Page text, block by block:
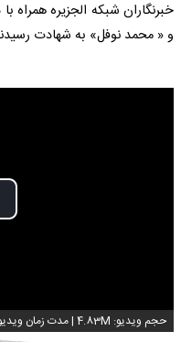
خبرنگاران شبکه الجزیره همراه
و « محمد نوفل» به شهادت
حجم ویدیو: 4.83M |مدت زمان ویدیو: